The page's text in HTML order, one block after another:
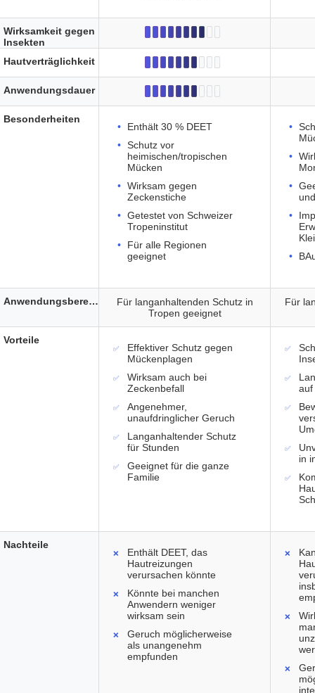
Enthält 30 % DEET
Schutz vor
heimischen/tropischen
Mücken
Wirksam gegen
Zeckenstiche
Getestet von Schweizer
Tropeninstitut
Für alle Regionen
geeignet
Für langanhaltenden Schutz in
Tropen geeignet
Für
Effektiver Schutz gegen
Mückenplagen
Wirksam auch bei
Zeckenbefall
Angenehmer,
unaufdringlicher Geruch
Langanhaltender Schutz
für Stunden
Geeignet für die ganze
Familie
auf
in
Enthält DEET, das
Hautreizungen
verursachen könnte
Könnte bei manchen
Anwendern weniger
wirksam sein
Geruch möglicherweise
als unangenehm
empfunden
Wirksamkeit gegen
Insekten
Hautverträglichkeit
Anwendungsdauer
Besonderheiten
Anwendungsbereich
Vorteile
Nachteile